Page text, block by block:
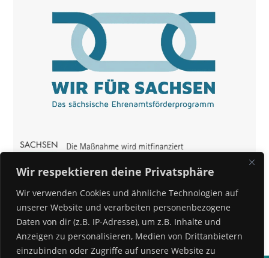
Wir respektieren deine Privatsphäre
Wir verwenden Cookies und ähnliche Technologien auf
unserer Website und verarbeiten personenbezogene
Daten von dir (z.B. IP-Adresse), um z.B. Inhalte und
Anzeigen zu personalisieren, Medien von Drittanbietern
einzubinden oder Zugriffe auf unsere Website zu